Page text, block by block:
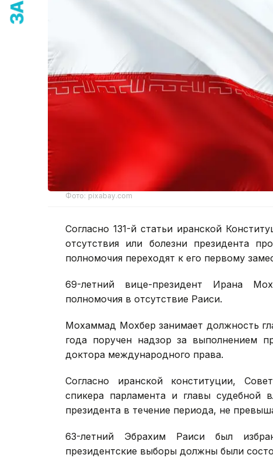
Фото: pixabay.com
Согласно 131-й статьи иранской
отсутствия или болезни президента
полномочия переходят к его первому
69-летний вице-президент Ирана
полномочия в отсутствие Раиси.
Мохаммад Мохбер занимает должность
года поручен надзор за выполнением
доктора международного права.
Согласно иранской конституции,
спикера парламента и главы судебной
президента в течение периода, не
63-летний Эбрахим Раиси был
президентские выборы должны были